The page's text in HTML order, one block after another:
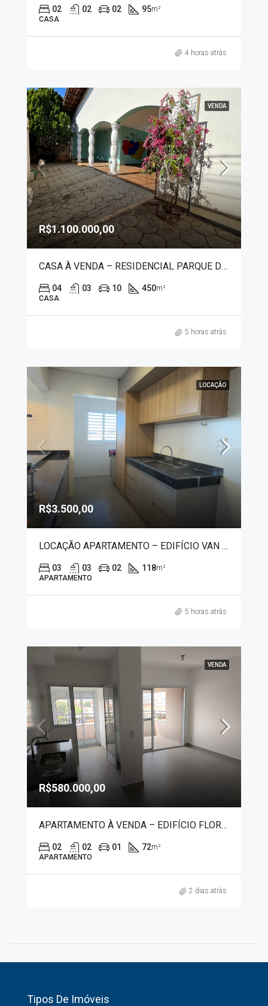
02 02 02 95m²
CASA
4 horas atrás
VENDA
R$1.100.000,00
CASA À VENDA – RESIDENCIAL PARQUE DAS ACÁCIAS 5272
04 03 10 450m²
CASA
5 horas atrás
LOCAÇÃO
R$3.500,00
LOCAÇÃO APARTAMENTO – EDIFÍCIO VAN GOGH 9560
03 03 02 118m²
APARTAMENTO
5 horas atrás
VENDA
R$580.000,00
APARTAMENTO À VENDA – EDIFÍCIO FLORIANO 2975
02 02 01 72m²
APARTAMENTO
2 dias atrás
Tipos De Imóveis